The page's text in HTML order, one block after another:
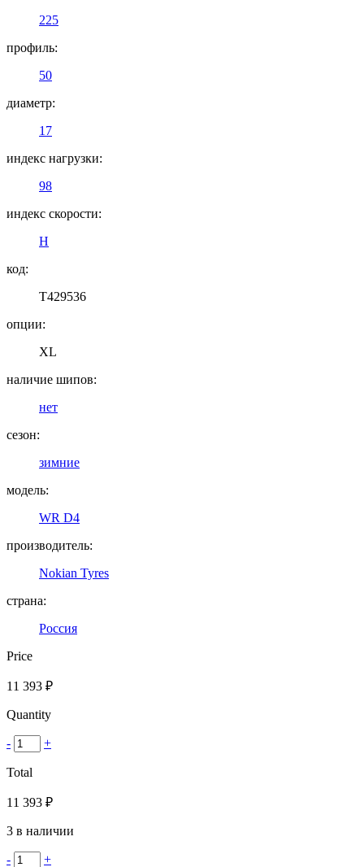
225
профиль:
50
диаметр:
17
индекс нагрузки:
98
индекс скорости:
H
код:
T429536
опции:
XL
наличие шипов:
нет
сезон:
зимние
модель:
WR D4
производитель:
Nokian Tyres
страна:
Россия
Price
11 393 ₽
Quantity
- +
Total
11 393 ₽
3 в наличии
- +